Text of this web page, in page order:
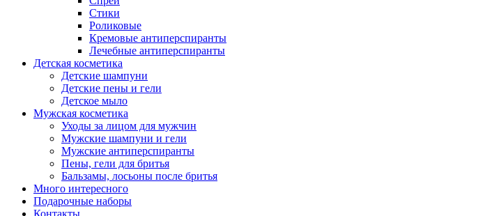
Стики
Роликовые
Кремовые антиперспиранты
Лечебные антиперспиранты
Детская косметика
Детские шампуни
Детские пены и гели
Детское мыло
Мужская косметика
Уходы за лицом для мужчин
Мужские шампуни и гели
Мужские антиперспиранты
Пены, гели для бритья
Бальзамы, лосьоны после бритья
Много интересного
Подарочные наборы
Контакты